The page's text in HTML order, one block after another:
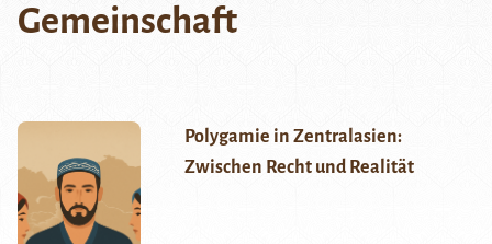
Gemeinschaft
Polygamie in Zentralasien:
Zwischen Recht und Realität